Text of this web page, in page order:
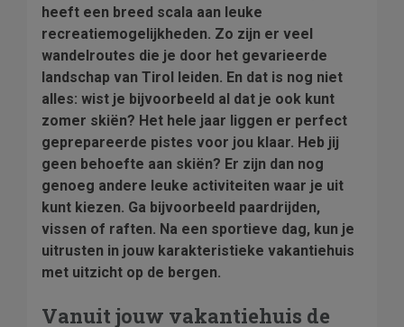
heeft een breed scala aan leuke
recreatiemogelijkheden. Zo zijn er veel
wandelroutes die je door het gevarieerde
landschap van Tirol leiden. En dat is nog niet
alles: wist je bijvoorbeeld al dat je ook kunt
zomer skiën? Het hele jaar liggen er perfect
geprepareerde pistes voor jou klaar. Heb jij
geen behoefte aan skiën? Er zijn dan nog
genoeg andere leuke activiteiten waar je uit
kunt kiezen. Ga bijvoorbeeld paardrijden,
vissen of raften. Na een sportieve dag, kun je
uitrusten in jouw karakteristieke vakantiehuis
met uitzicht op de bergen.
Vanuit jouw vakantiehuis de